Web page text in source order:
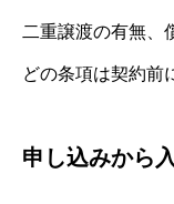
二重譲渡の有無、
どの条項は契約前
申し込みから